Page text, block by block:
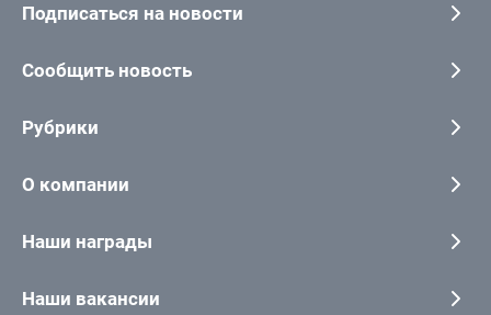
Подписаться на новости
Сообщить новость
Рубрики
О компании
Наши награды
Наши вакансии